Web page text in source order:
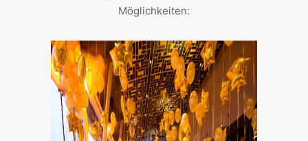
Möglichkeiten: